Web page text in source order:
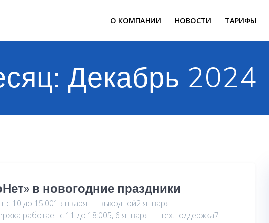
О КОМПАНИИ НОВОСТИ ТАРИФЫ
Декабрь 2024
в новогодние праздники
с 10 до 15:001 января — выходной2 января —
работает с 11 до 18:005, 6 января — тех.поддержка7